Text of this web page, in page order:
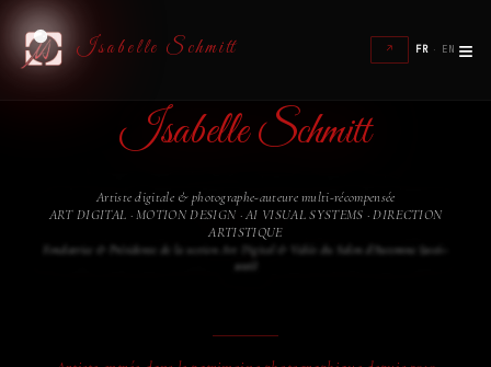
Isabelle Schmitt ↗ FR · EN ≡
Isabelle Schmitt
Artiste digitale & photographe-auteure multi-récompensée
ART DIGITAL · MOTION DESIGN · AI VISUAL SYSTEMS · DIRECTION
ARTISTIQUE
Fondatrice & Présidente de la section Art Digital & Vidéo du Salon d'Automne (2016–
2026)